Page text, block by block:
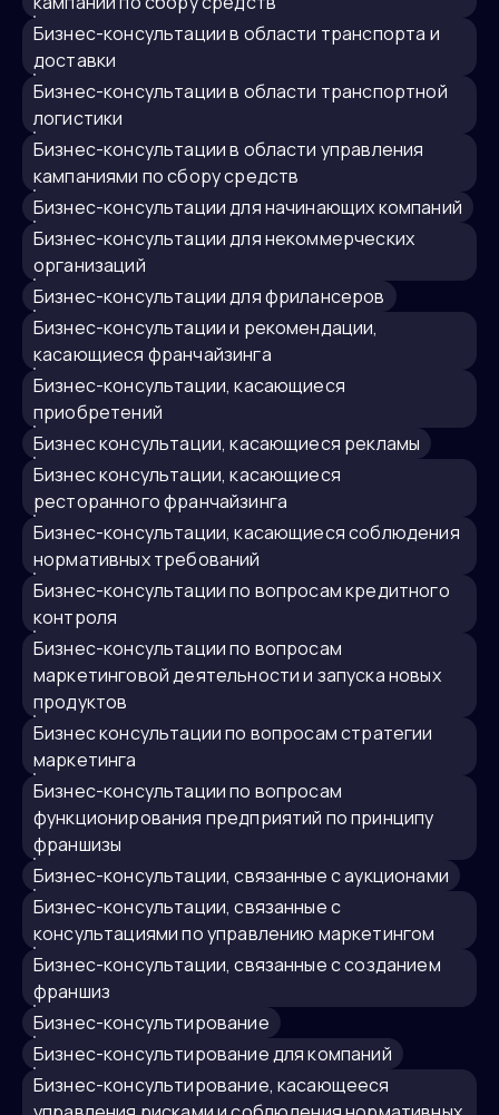
бизнес-консультации в области транспорта и
доставки
бизнес-консультации в области транспортной
логистики
бизнес-консультации в области управления
кампаниями по сбору средств
бизнес-консультации для начинающих компаний
бизнес-консультации для некоммерческих
организаций
бизнес-консультации для фрилансеров
Бизнес-консультации и рекомендации,
касающиеся франчайзинга
бизнес-консультации, касающиеся
приобретений
Бизнес консультации, касающиеся рекламы
Бизнес консультации, касающиеся
ресторанного франчайзинга
бизнес-консультации, касающиеся соблюдения
нормативных требований
бизнес-консультации по вопросам кредитного
контроля
бизнес-консультации по вопросам
маркетинговой деятельности и запуска новых
продуктов
Бизнес консультации по вопросам стратегии
маркетинга
бизнес-консультации по вопросам
функционирования предприятий по принципу
франшизы
бизнес-консультации, связанные с аукционами
бизнес-консультации, связанные с
консультациями по управлению маркетингом
бизнес-консультации, связанные с созданием
франшиз
бизнес-консультирование
бизнес-консультирование для компаний
бизнес-консультирование, касающееся